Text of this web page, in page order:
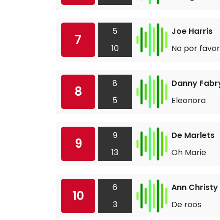
7
5
10
Joe Harris
No por favor
8
8
5
Danny
Eleonora
9
9
13
De Marlets
Oh Marie
10
6
3
Ann Christy
De roos